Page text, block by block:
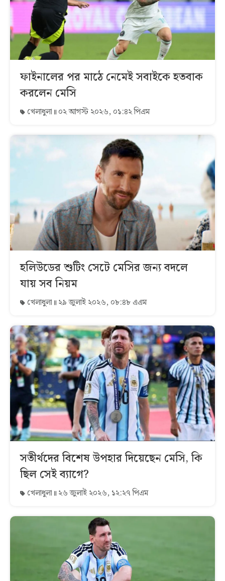
ফাইনালের পর মাঠে নেমেই সবাইকে হতবাক
করলেন মেসি
খেলাধুলা ০২ আগস্ট ২০২৬, ০১:৪২ পিএম
হলিউডের শুটিং সেটে মেসির জন্য বদলে
যায় সব নিয়ম
খেলাধুলা ২৯ জুলাই ২০২৬, ০৮:৪৮ এএম
সতীর্থদের বিশেষ উপহার দিয়েছেন মেসি, কি
ছিল সেই ব্যাগে?
খেলাধুলা ২৬ জুলাই ২০২৬, ১২:২৭ পিএম